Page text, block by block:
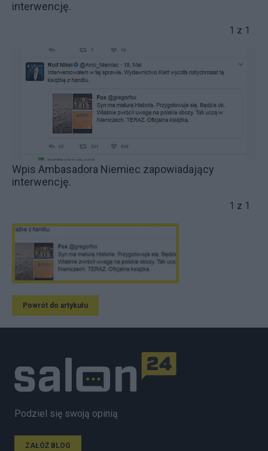
interwencję.
1 z 1
Wpis Ambasadora Niemiec zapowiadający
interwencję.
1 z 1
Powrót do artykułu
Podziel się swoją opinią
ZAŁÓŻ BLOG